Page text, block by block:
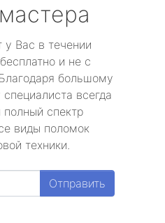
Вас в течении
и не с
большому
всегда
полный спектр
виды поломок
техники.
Отправить